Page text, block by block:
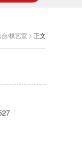
/棋艺室 > 正文